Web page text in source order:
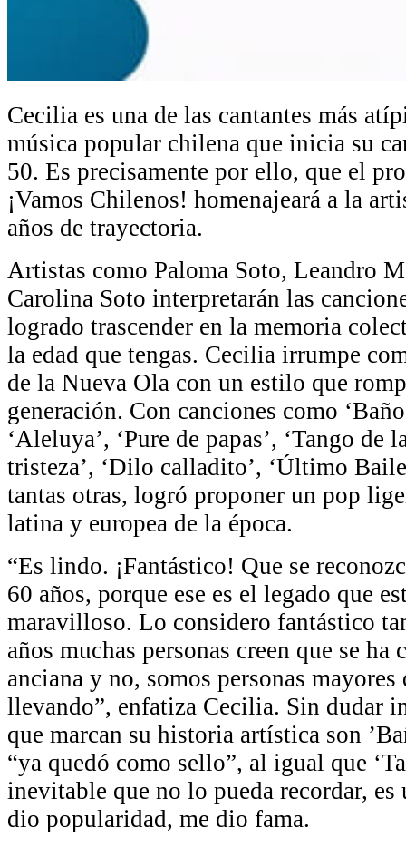
Cecilia es una de las cantantes más
música popular chilena que inicia su
50. Es precisamente por ello, que el
¡Vamos Chilenos! homenajeará a la
años de trayectoria.
Artistas como Paloma Soto, Leandro
Carolina Soto interpretarán las
logrado trascender en la memoria
la edad que tengas. Cecilia irrumpe
de la Nueva Ola con un estilo que
generación. Con canciones como
‘Aleluya’, ‘Pure de papas’, ‘Tango de
tristeza’, ‘Dilo calladito’, ‘Último
tantas otras, logró proponer un pop
latina y europea de la época.
“Es lindo. ¡Fantástico! Que se
60 años, porque ese es el legado que
maravilloso. Lo considero fantástico
años muchas personas creen que se
anciana y no, somos personas
llevando”, enfatiza Cecilia. Sin dudar
que marcan su historia artística son
“ya quedó como sello”, al igual que
inevitable que no lo pueda recordar,
dio popularidad, me dio fama.